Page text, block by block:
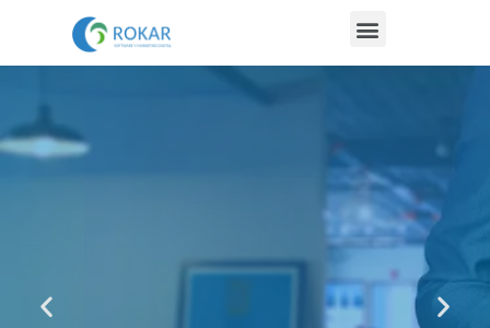
SOFTWARE